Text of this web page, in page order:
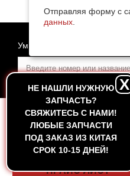
Отправляя форму с
данных
НЕ НАШЛИ НУЖНУЮ
ЗАПЧАСТЬ?
CВЯЖИТЕСЬ С НАМИ!
ЛЮБЫЕ ЗАПЧАСТИ
ПОД ЗАКАЗ ИЗ КИТАЯ
СРОК 10-15 ДНЕЙ!
X
Умный поиск
ГЛАВНАЯ
СКАЧАТЬ
ПРАЙС-ЛИСТ